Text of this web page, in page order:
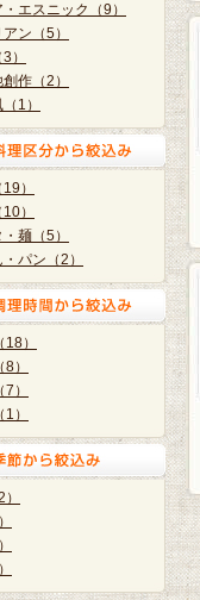
エスニック（9）
ン（5）
）
作（2）
1）
）
）
麺（5）
パン（2）
）
）
）
）